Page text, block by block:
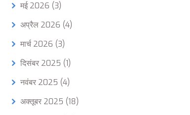
मई 2026 (3)
अप्रैल 2026 (4)
मार्च 2026 (3)
दिसंबर 2025 (1)
नवंबर 2025 (4)
अक्तूबर 2025 (18)